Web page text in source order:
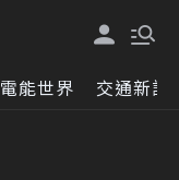
電能世界 交通新訊